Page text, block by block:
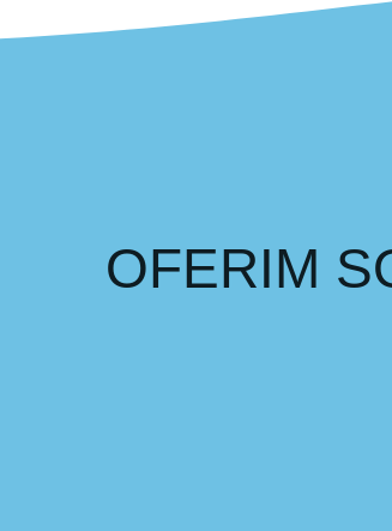
OFERIM